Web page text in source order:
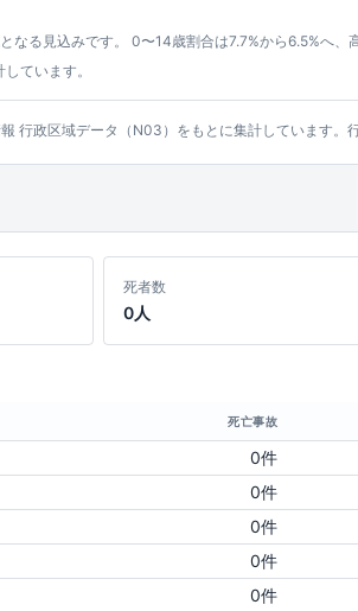
る見込みです。 0〜14歳割合は7.7%から6.5%へ、
ています。
政区域データ（N03）をもとに集計しています。
死者数
0人
死亡事故
0件
0件
0件
0件
0件